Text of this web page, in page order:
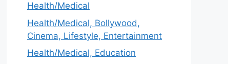
Health/Medical
Health/Medical, Bollywood,
Cinema, Lifestyle, Entertainment
Health/Medical, Education